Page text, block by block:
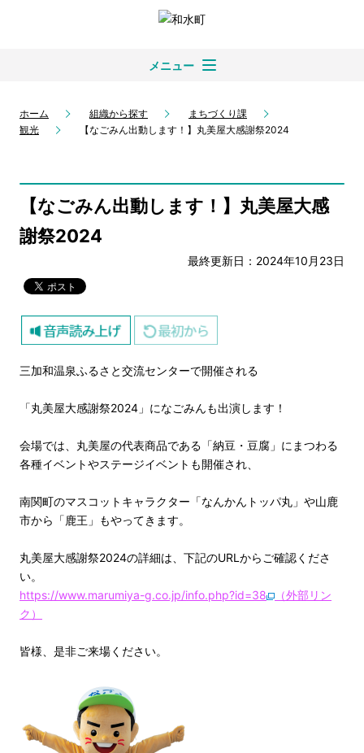
メニュー
ホーム 組織から探す
まちづくり課
観光
【なごみん出動します！】丸美屋大感謝祭2024
【なごみん出動します！】丸美屋大感
謝祭2024
最終更新日：2024年10月23日
三加和温泉ふるさと交流センターで開催される
「丸美屋大感謝祭2024」になごみんも出演します！
会場では、丸美屋の代表商品である「納豆・豆腐」にまつわる
各種イベントやステージイベントも開催され、
南関町のマスコットキャラクター「なんかんトッパ丸」や山鹿
市から「鹿王」もやってきます。
丸美屋大感謝祭2024の詳細は、下記のURLからご確認くださ
い。
https://www.marumiya-g.co.jp/info.php?id=38
（外部リン
ク）
皆様、是非ご来場ください。